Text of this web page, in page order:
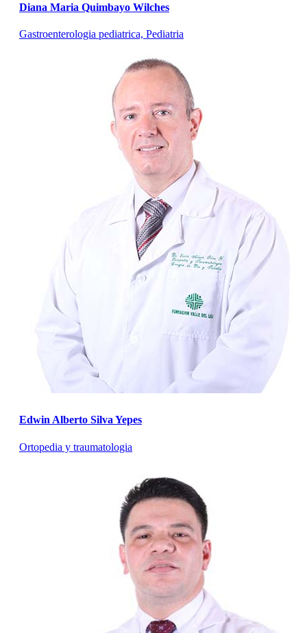
Diana Maria Quimbayo Wilches
Gastroenterologia pediatrica, Pediatria
Edwin Alberto Silva Yepes
Ortopedia y traumatologia